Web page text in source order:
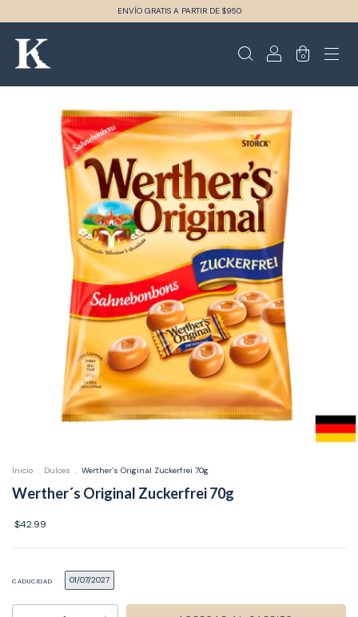
ENVÍO GRATIS A PARTIR DE $950
0
Inicio . Dulces . Werther´s Original Zuckerfrei 70g
Werther´s Original Zuckerfrei 70g
$42.99
CADUCIDAD 01/07/2027